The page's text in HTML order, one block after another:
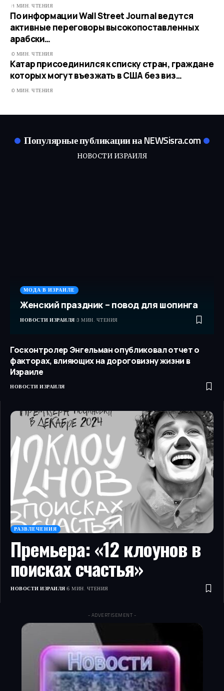
1 МИН. ЧТЕНИЯ
По информации Wall Street Journal ведутся
активные переговоры высокопоставленных
арабски…
0 МИН. ЧТЕНИЯ
Катар присоединился к списку стран, граждане
которых могут въезжать в США без виз…
0 МИН. ЧТЕНИЯ
Популярные публикации на NEWSisra.com
НОВОСТИ ИЗРАИЛЯ
МОДА В ИЗРАИЛЕ
Женский праздник – повод для шопинга
НОВОСТИ ИЗРАИЛЯ 3 МИН. ЧТЕНИЯ
Госконтролер Энгельман опубликовал отчет о
факторах, влияющих на дороговизну жизни в
Израиле
НОВОСТИ ИЗРАИЛЯ
РАЗВЛЕЧЕНИЯ
Премьера: «12 клоунов в
поисках счастья»
НОВОСТИ ИЗРАИЛЯ 6 МИН. ЧТЕНИЯ
- ADVERTISEMENT -